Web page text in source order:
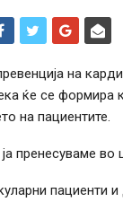
на
ќе се формира
на пациентите.
пренесуваме во
пациенти